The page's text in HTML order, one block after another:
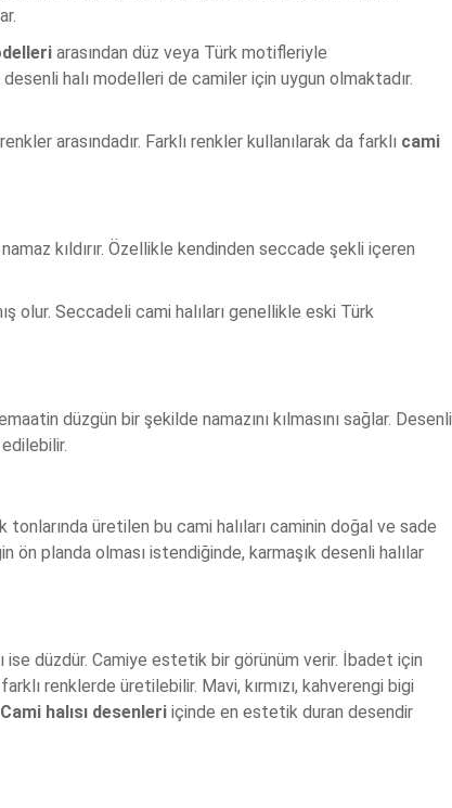
arasından düz veya Türk motifleriyle
halı modelleri de camiler için uygun olmaktadır.
arasındadır. Farklı renkler kullanılarak da farklı cami
kıldırır. Özellikle kendinden seccade şekli içeren
olur. Seccadeli cami halıları genellikle eski Türk
düzgün bir şekilde namazını kılmasını sağlar. Desenli
tonlarında üretilen bu cami halıları caminin doğal ve sade
ön planda olması istendiğinde, karmaşık desenli halılar
ise düzdür. Camiye estetik bir görünüm verir. İbadet için
renklerde üretilebilir. Mavi, kırmızı, kahverengi bigi
Cami halısı desenleri içinde en estetik duran desendir